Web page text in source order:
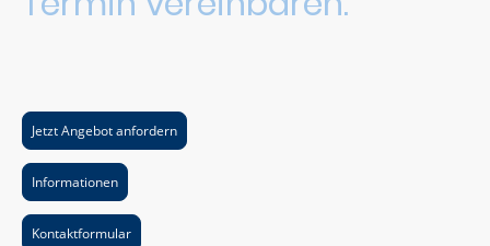
Jetzt Angebot anfordern
Informationen
Kontaktformular